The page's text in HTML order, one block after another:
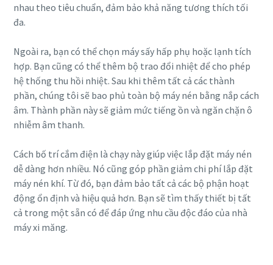
Tìm hiểu thêm
nhau theo tiêu chuẩn, đảm bảo khả năng tương thích tối
đa.
Ngoài ra, bạn có thể chọn máy sấy hấp phụ hoặc lạnh tích
hợp. Bạn cũng có thể thêm bộ trao đổi nhiệt để cho phép
hệ thống thu hồi nhiệt. Sau khi thêm tất cả các thành
phần, chúng tôi sẽ bao phủ toàn bộ máy nén bằng nắp cách
âm. Thành phần này sẽ giảm mức tiếng ồn và ngăn chặn ô
nhiễm âm thanh.
Cách bố trí cắm điện là chạy này giúp việc lắp đặt máy nén
dễ dàng hơn nhiều. Nó cũng góp phần giảm chi phí lắp đặt
máy nén khí. Từ đó, bạn đảm bảo tất cả các bộ phận hoạt
động ổn định và hiệu quả hơn. Bạn sẽ tìm thấy thiết bị tất
cả trong một sẵn có để đáp ứng nhu cầu độc đáo của nhà
máy xi măng.